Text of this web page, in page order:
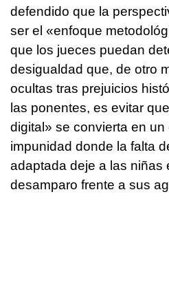
defendido que la
ser el «enfoque
que los jueces puedan
desigualdad que, de otro
ocultas tras prejuicios
las ponentes, es evitar
digital» se convierta en un
impunidad donde la falta
adaptada deje a las niñas
desamparo frente a sus